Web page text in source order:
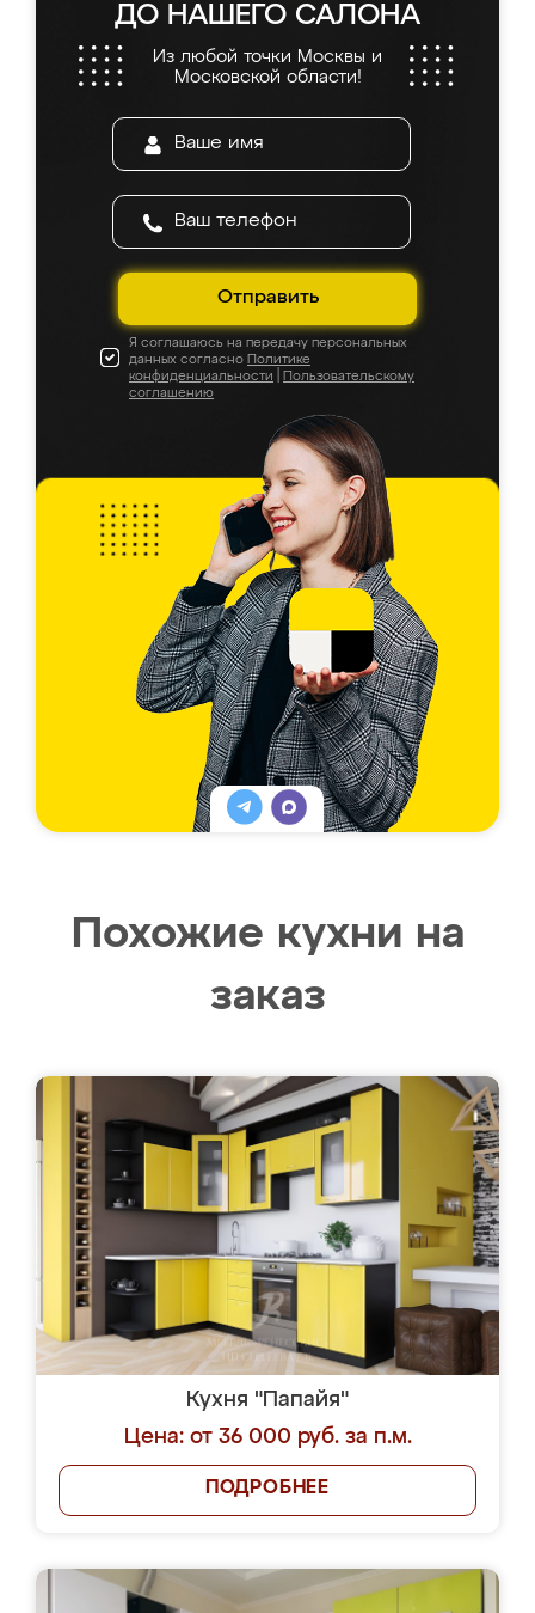
ДО НАШЕГО САЛОНА
Из любой точки Москвы и
Московской области!
Отправить
Я соглашаюсь на передачу персональных
данных согласно Политике
конфиденциальности
Пользовательскому
соглашению
Похожие кухни на
заказ
Кухня "Папайя"
Цена: от 36 000 руб. за п.м.
ПОДРОБНЕЕ